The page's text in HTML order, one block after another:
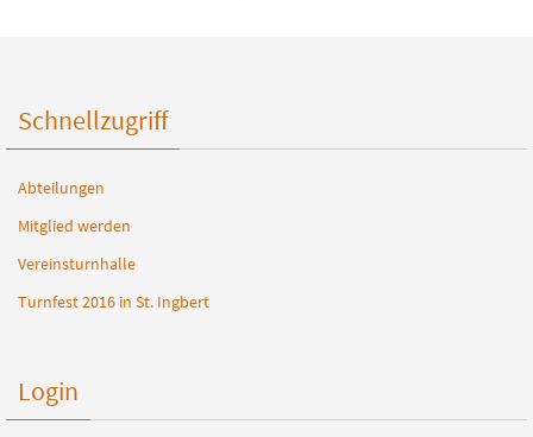
Schnellzugriff
Abteilungen
Mitglied werden
Vereinsturnhalle
Turnfest 2016 in St. Ingbert
Login